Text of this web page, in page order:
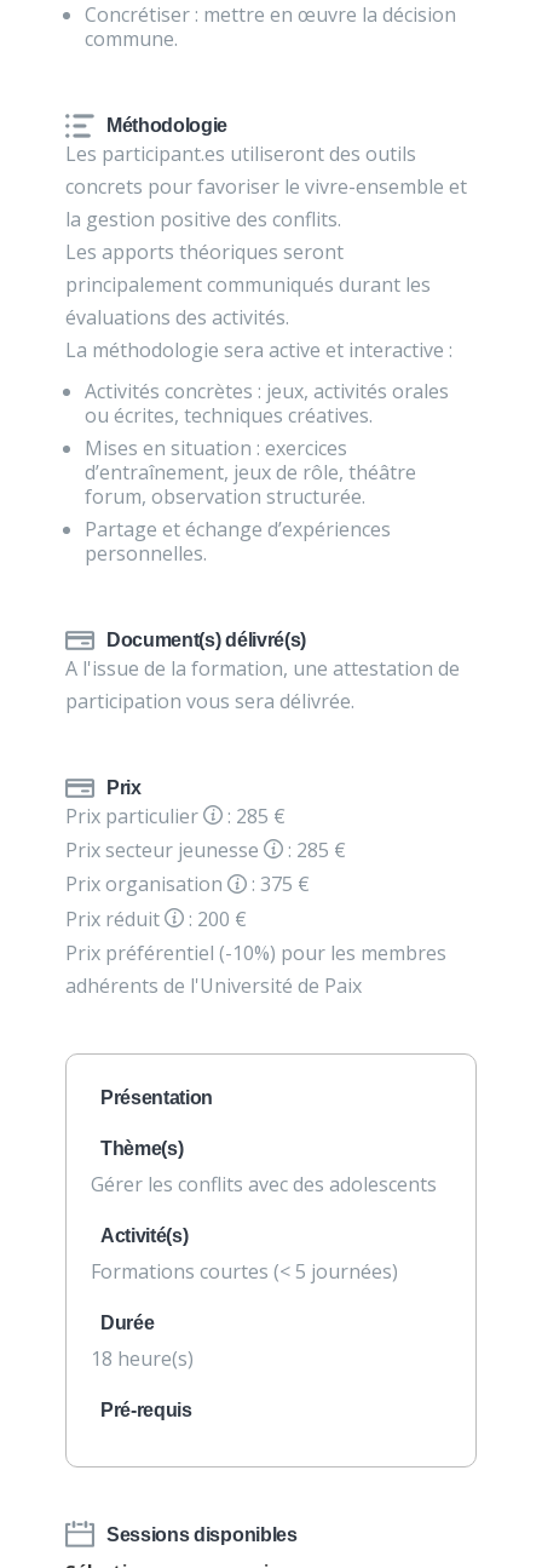
Concrétiser : mettre en œuvre la décision
commune.
Méthodologie
Les participant.es utiliseront des outils
concrets pour favoriser le vivre-ensemble et
la gestion positive des conflits.
Les apports théoriques seront
principalement communiqués durant les
évaluations des activités.
La méthodologie sera active et interactive :
Activités concrètes : jeux, activités orales
ou écrites, techniques créatives.
Mises en situation : exercices
d’entraînement, jeux de rôle, théâtre
forum, observation structurée.
Partage et échange d’expériences
personnelles.
Document(s) délivré(s)
A l'issue de la formation, une attestation de
participation vous sera délivrée.
Prix
Prix particulier
: 285 €
Prix secteur jeunesse
: 285 €
Prix organisation
: 375 €
Prix réduit
: 200 €
Prix préférentiel (-10%) pour les membres
adhérents de l'Université de Paix
Présentation
Thème(s)
Gérer les conflits avec des adolescents
Activité(s)
Formations courtes (< 5 journées)
Durée
18 heure(s)
Pré-requis
Sessions disponibles